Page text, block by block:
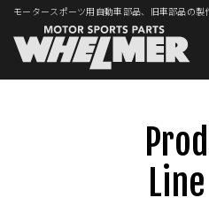
モータースポーツ用自動車部品、旧車部品の製